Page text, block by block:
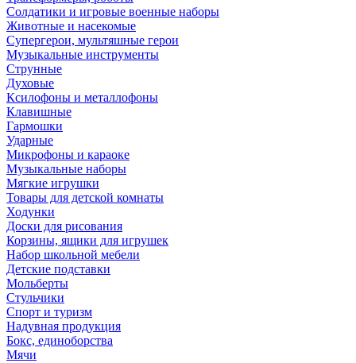
Солдатики и игровые военные наборы
Животные и насекомые
Супергерои, мультяшные герои
Музыкальные инструменты
Струнные
Духовые
Ксилофоны и металлофоны
Клавишные
Гармошки
Ударные
Микрофоны и караоке
Музыкальные наборы
Мягкие игрушки
Товары для детской комнаты
Ходунки
Доски для рисования
Корзины, ящики для игрушек
Набор школьной мебели
Детские подставки
Мольберты
Стульчики
Спорт и туризм
Надувная продукция
Бокс, единоборства
Мячи